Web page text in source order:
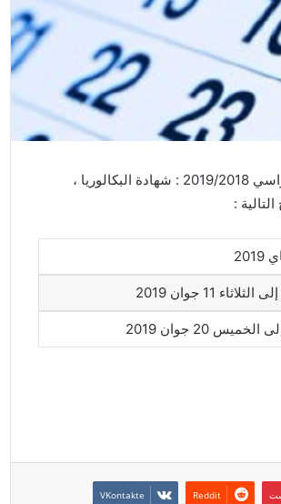
أفرجت وزارة التربية الوطنية عن رزنامة الإمتحانات المدرسية للموسم الدراسي 2019/2018 : شهادة البكالوريا ،
: